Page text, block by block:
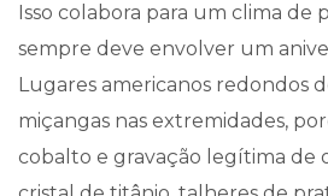
Isso colabora para um clima de
sempre deve envolver um
Lugares americanos redondos
miçangas nas extremidades,
cobalto e gravação legítima de